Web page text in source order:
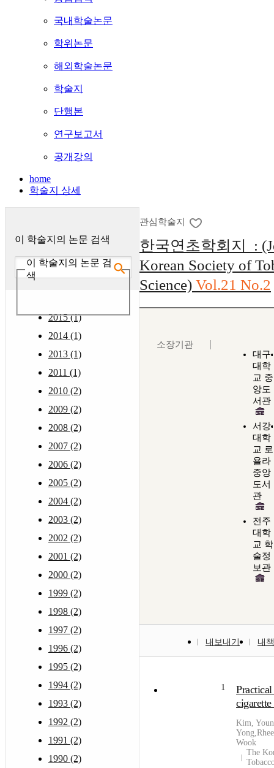
국내학술논문
학위논문
해외학술논문
학술지
단행본
연구보고서
공개강의
home
학술지 상세
이 학술지의 논문 검색
이 학술지의 논문 검
색
2015 (1)
2014 (1)
2013 (1)
2011 (1)
2010 (2)
2009 (2)
2008 (2)
2007 (2)
2006 (2)
2005 (2)
2004 (2)
2003 (2)
2002 (2)
2001 (2)
2000 (2)
1999 (2)
1998 (2)
1997 (2)
1996 (2)
1995 (2)
1994 (2)
1993 (2)
1992 (2)
1991 (2)
1990 (2)
관심학술지
한국연초학회지 :
Korean Society of
Science) Vol.21 No.2
소장기관
대구
대학
교 중
앙도
서관
서강
대학
교 로
욜라
중앙
도서
관
전주
대학
교 학
술정
보관
내보내기 내
1
Kim,
Wook
The